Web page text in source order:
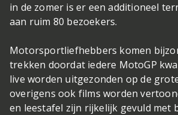
in de zomer is er een additioneel
aan ruim 80 bezoekers.
Motorsportliefhebbers komen
trekken doordat iedere MotoGP
live worden uitgezonden op de
overigens ook films worden
en leestafel zijn rijkelijk gevuld met